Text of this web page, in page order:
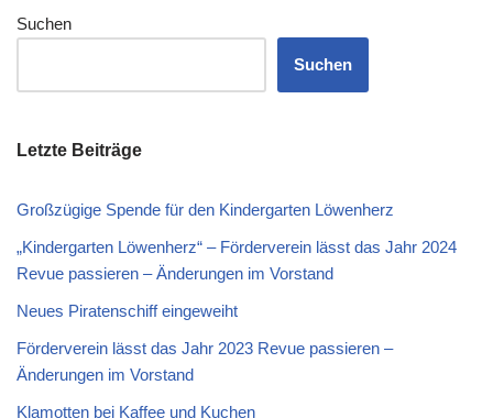
Suchen
Suchen
Letzte Beiträge
Großzügige Spende für den Kindergarten Löwenherz
„Kindergarten Löwenherz“ – Förderverein lässt das Jahr 2024
Revue passieren – Änderungen im Vorstand
Neues Piratenschiff eingeweiht
Förderverein lässt das Jahr 2023 Revue passieren –
Änderungen im Vorstand
Klamotten bei Kaffee und Kuchen